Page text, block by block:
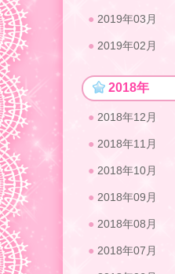
2019年03月
2019年02月
2018年
2018年12月
2018年11月
2018年10月
2018年09月
2018年08月
2018年07月